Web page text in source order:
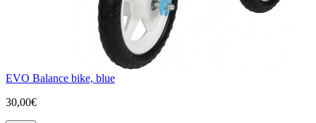
EVO Balance bike, blue
30,00€